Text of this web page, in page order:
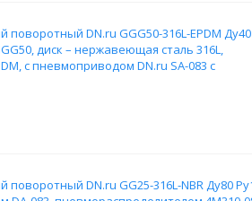
поворотный DN.ru GGG50-316L-EPDM Ду40
диск – нержавеющая сталь 316L,
с пневмоприводом DN.ru SA-083 с
APL-210N
поворотный DN.ru GG25-316L-NBR Ду80